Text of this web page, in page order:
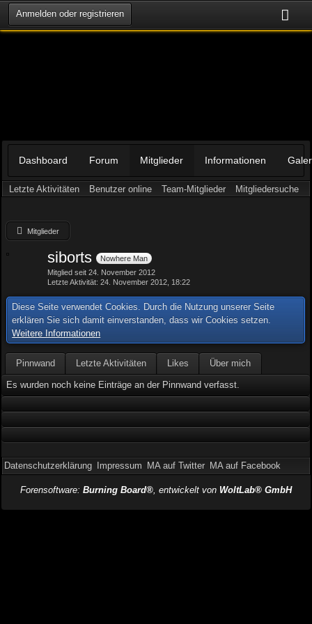
Anmelden oder registrieren
Dashboard Forum Mitglieder Informationen
Letzte Aktivitäten Benutzer online Team-Mitglieder Mitgliedersuche
Mitglieder
siborts Nowhere Man
Mitglied seit 24. November 2012
Letzte Aktivität 24. November 2012, 18:22
Diese Seite verwendet Cookies. Durch die Nutzung unserer Seite
erklären Sie sich damit einverstanden, dass wir Cookies setzen.
Weitere Informationen
Pinnwand Letzte Aktivitäten Likes Über mich
Es wurden noch keine Einträge an der Pinnwand verfasst.
Datenschutzerklärung Impressum MA auf Twitter MA auf Facebook
Forensoftware: Burning Board®, entwickelt von WoltLab® GmbH